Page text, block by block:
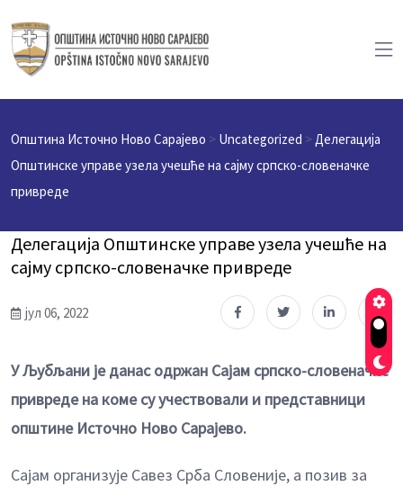
Општина Источно Ново Сарајево > Uncategorized >Делегација
Општинске управе узела учешће на сајму српско-словеначке
привреде
Делегација Општинске управе узела учешће на
сајму српско-словеначке привреде
јул 06, 2022
У Љубљани је данас одржан Сајам српско-словеначке
привреде на коме су учествовали и представници
општине Источно Ново Сарајево.
Сајам организује Савез Срба Словеније, а позив за